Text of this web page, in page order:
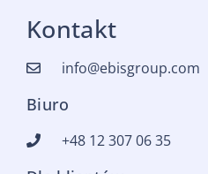
Kontakt
info@ebisgroup.com
Biuro
+48 12 307 06 35